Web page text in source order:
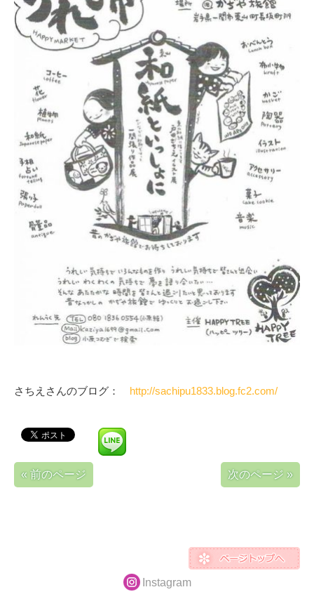
さちえさんのブログ： http://sachipu1833.blog.fc2.com/
« 前のページ 次のページ »
Instagram